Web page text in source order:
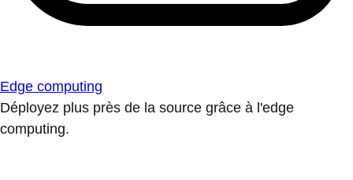
Edge computing
Déployez plus près de la source grâce à l'edge
computing.